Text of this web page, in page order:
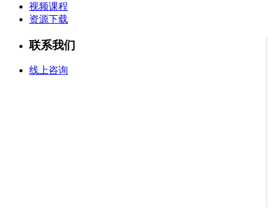
视频课程
资源下载
联系我们
线上咨询